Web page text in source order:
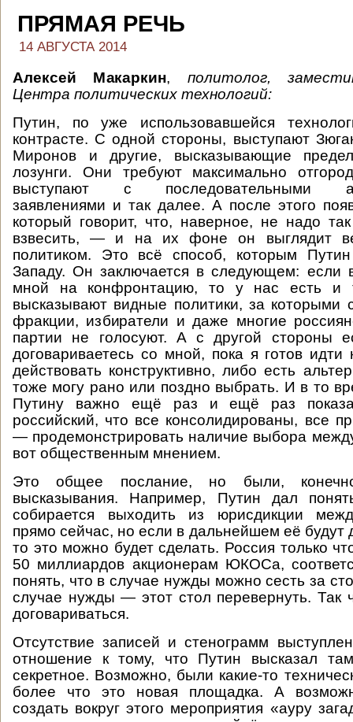
ПРЯМАЯ РЕЧЬ
14 АВГУСТА 2014
Алексей Макаркин, политолог,
Центра политических технологий:
Путин, по уже использовавшейся
контрасте. С одной стороны, выступают
Миронов и другие, высказывающие
лозунги. Они требуют максимально
выступают с последовательными
заявлениями и так далее. А после этого
который говорит, что, наверное, не надо
взвесить, — и на их фоне он выглядит
политиком. Это всё способ, которым
Западу. Он заключается в следующем: если
мной на конфронтацию, то у нас есть и
высказывают видные политики, за которыми
фракции, избиратели и даже многие
партии не голосуют. А с другой стороны
договариваетесь со мной, пока я готов
действовать конструктивно, либо есть
тоже могу рано или поздно выбрать. И в то
Путину важно ещё раз и ещё раз
российский, что все консолидированы, все
— продемонстрировать наличие выбора
вот общественным мнением.
Это общее послание, но были,
высказывания. Например, Путин дал
собирается выходить из юрисдикции
прямо сейчас, но если в дальнейшем её будут
то это можно будет сделать. Россия только
50 миллиардов акционерам ЮКОСа,
понять, что в случае нужды можно сесть за
случае нужды — этот стол перевернуть. Так
договариваться.
Отсутствие записей и стенограмм
отношение к тому, что Путин высказал
секретное. Возможно, были какие-то
более что это новая площадка. А
создать вокруг этого мероприятия «ауру